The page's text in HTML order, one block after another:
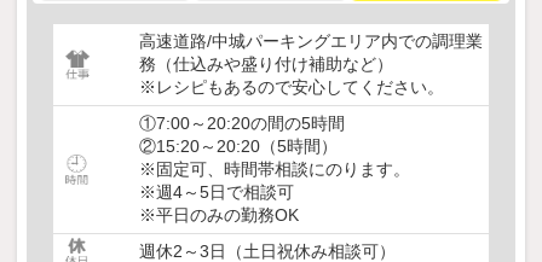
高速道路/中城パーキングエリア内での調理業
務（仕込みや盛り付け補助など）
※レシピもあるので安心してください。
①7:00～20:20の間の5時間
②15:20～20:20（5時間）
※固定可、時間帯相談にのります。
※週4～5日で相談可
※平日のみの勤務OK
週休2～3日（土日祝休み相談可）